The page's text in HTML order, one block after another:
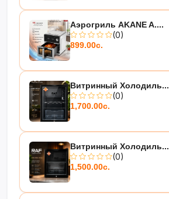
Аэрогриль AKANE A....
(0)
899.00с.
Витринный Холодиль...
(0)
1,700.00с.
Витринный Холодиль...
(0)
1,500.00с.